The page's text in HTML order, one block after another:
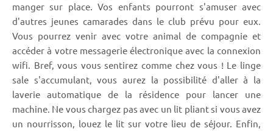
manger sur place. Vos enfants pourront s'amuser avec
d'autres jeunes camarades dans le club prévu pour eux.
Vous pourrez venir avec votre animal de compagnie et
accéder à votre messagerie électronique avec la connexion
wifi. Bref, vous vous sentirez comme chez vous ! Le linge
sale s'accumulant, vous aurez la possibilité d'aller à la
laverie automatique de la résidence pour lancer une
machine. Ne vous chargez pas avec un lit pliant si vous avez
un nourrisson, louez le lit sur votre lieu de séjour. Enfin,